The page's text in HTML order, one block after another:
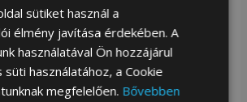
része a mindennapokban és tartsd
és elegánsan!
Kategóriák: Kiegészítők , Kulcstartó
sütiket használ a
élmény javítása érdekében. A
használatával Ön hozzájárul
süti használatához, a Cookie
megfelelően. Bővebben